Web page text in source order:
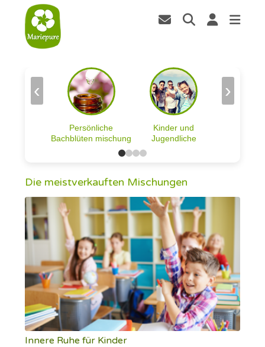
Persönliche
Bachblüten mischung
Kinder und
Jugendliche
‹ ›
Die meistverkauften Mischungen
Innere Ruhe für Kinder